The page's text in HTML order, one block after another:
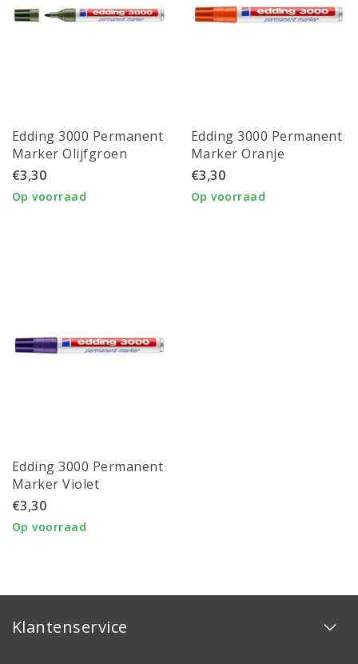
Edding 3000 Permanent
Marker Olijfgroen
€3,30
Op voorraad
Edding 3000 Permanent
Marker Oranje
€3,30
Op voorraad
Edding 3000 Permanent
Marker Violet
€3,30
Op voorraad
Klantenservice